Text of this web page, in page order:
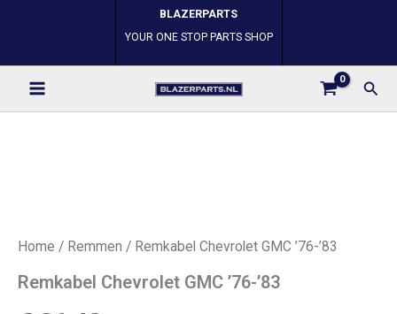
de
inhoud
BLAZERPARTS
YOUR ONE STOP PARTS SHOP
Home / Remmen / Remkabel Chevrolet GMC ’76-’83
Remkabel Chevrolet GMC ’76-’83